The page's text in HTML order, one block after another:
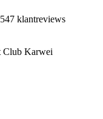
klantreviews
Club Karwei